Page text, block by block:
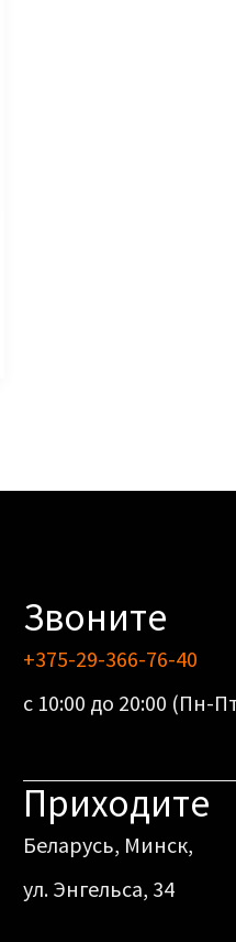
Звоните
+375-29-366-76-40
с 10:00 до 20:00 (Пн-
Приходите
Беларусь, Минск,
ул. Энгельса, 34